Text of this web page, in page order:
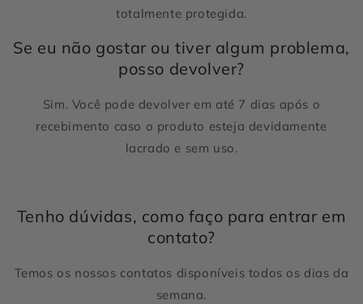
totalmente protegida.
Se eu não gostar ou tiver algum problema,
posso devolver?
Sim. Você pode devolver em até 7 dias após o
recebimento caso o produto esteja devidamente
lacrado e sem uso.
Tenho dúvidas, como faço para entrar em
contato?
Temos os nossos contatos disponíveis todos os dias da
semana.